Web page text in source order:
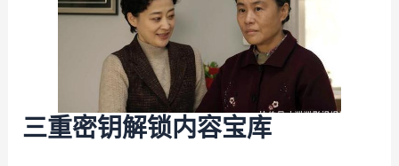
三重密钥解锁内容宝库